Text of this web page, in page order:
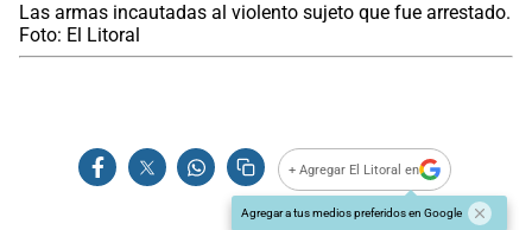
Las armas incautadas al violento sujeto que fue arrestado.
Foto: El Litoral
+ Agregar El Litoral en
Agregar a tus medios preferidos en Google